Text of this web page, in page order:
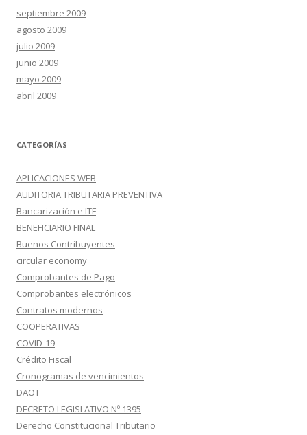
septiembre 2009
agosto 2009
julio 2009
junio 2009
mayo 2009
abril 2009
CATEGORÍAS
APLICACIONES WEB
AUDITORIA TRIBUTARIA PREVENTIVA
Bancarización e ITF
BENEFICIARIO FINAL
Buenos Contribuyentes
circular economy
Comprobantes de Pago
Comprobantes electrónicos
Contratos modernos
COOPERATIVAS
COVID-19
Crédito Fiscal
Cronogramas de vencimientos
DAOT
DECRETO LEGISLATIVO Nº 1395
Derecho Constitucional Tributario